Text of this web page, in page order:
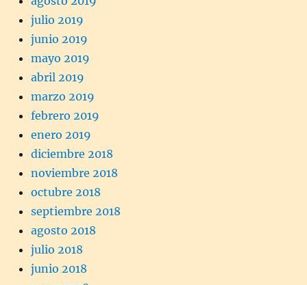
julio 2019
junio 2019
mayo 2019
abril 2019
marzo 2019
febrero 2019
enero 2019
diciembre 2018
noviembre 2018
octubre 2018
septiembre 2018
agosto 2018
julio 2018
junio 2018